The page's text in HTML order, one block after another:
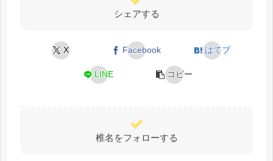
シェアする
X Facebook はてブ
LINE コピー
椎名をフォローする